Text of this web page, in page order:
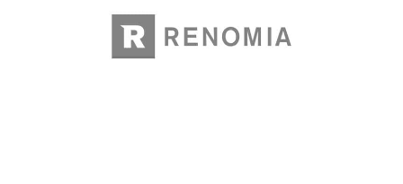
Renomia
Подбор на експертни и мениджърски